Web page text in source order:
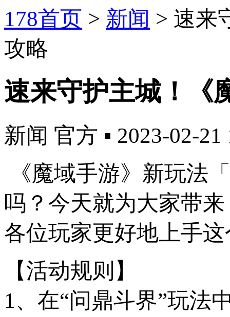
178首页 > 新闻 > 速来
攻略
速来守护主城！《
新闻 官方 ▪ 2023-02-21
《魔域手游》新玩法
吗？今天就为大家带
各位玩家更好地上手
【活动规则】
1、在“问鼎斗界”玩法